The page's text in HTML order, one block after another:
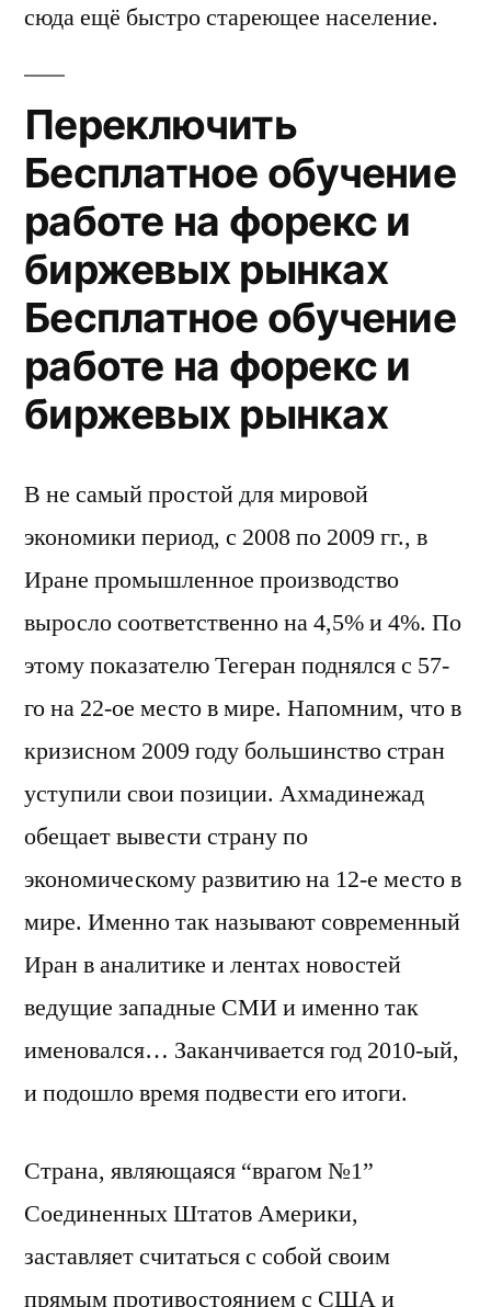
сюда ещё быстро стареющее население.
Переключить
Бесплатное обучение
работе на форекс и
биржевых рынках
Бесплатное обучение
работе на форекс и
биржевых рынках
В не самый простой для мировой
экономики период, с 2008 по 2009 гг., в
Иране промышленное производство
выросло соответственно на 4,5% и 4%. По
этому показателю Тегеран поднялся с 57-
го на 22-ое место в мире. Напомним, что в
кризисном 2009 году большинство стран
уступили свои позиции. Ахмадинежад
обещает вывести страну по
экономическому развитию на 12-е место в
мире. Именно так называют современный
Иран в аналитике и лентах новостей
ведущие западные СМИ и именно так
именовался… Заканчивается год 2010-ый,
и подошло время подвести его итоги.
Страна, являющаяся “врагом №1”
Соединенных Штатов Америки,
заставляет считаться с собой своим
прямым противостоянием с США и